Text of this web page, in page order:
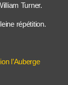
Turner.
répétition.
l’Auberge